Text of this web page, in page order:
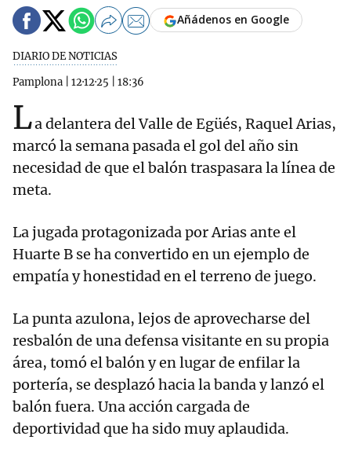
DIARIO DE NOTICIAS
Pamplona
12·12·25 18:36
Añádenos en Google
La delantera del Valle de Egüés, Raquel Arias,
marcó la semana pasada el gol del año sin
necesidad de que el balón traspasara la línea de
meta.
La jugada protagonizada por Arias ante el
Huarte B se ha convertido en un ejemplo de
empatía y honestidad en el terreno de juego.
La punta azulona, lejos de aprovecharse del
resbalón de una defensa visitante en su propia
área, tomó el balón y en lugar de enfilar la
portería, se desplazó hacia la banda y lanzó el
balón fuera. Una acción cargada de
deportividad que ha sido muy aplaudida.